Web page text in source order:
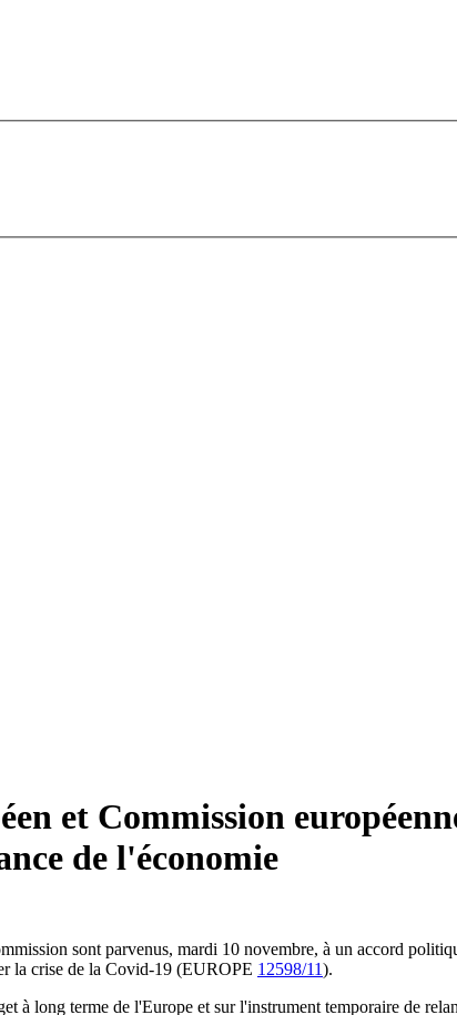
et Commission
de l'économie
sont parvenus, mardi 10 novembre, à un accord
la crise de la Covid-19 (EUROPE 12598/11).
à long terme de l'Europe et sur l'instrument temporaire de